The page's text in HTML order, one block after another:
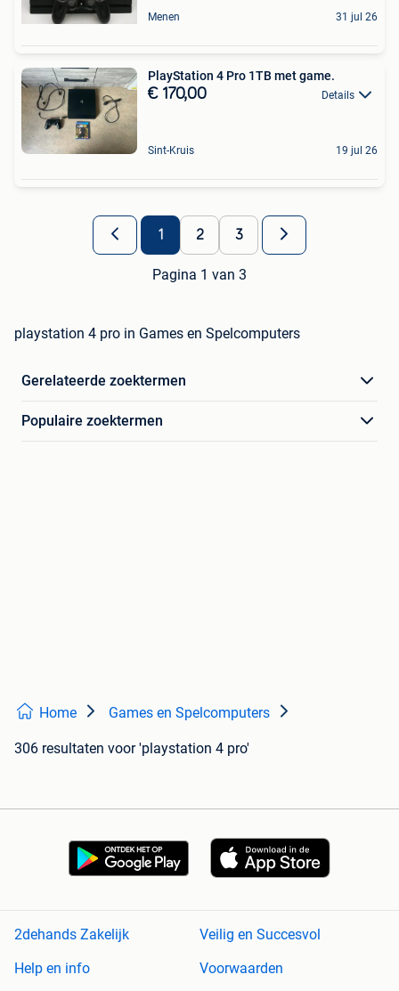
Menen 31 jul 26
PlayStation 4 Pro 1TB met game.
€ 170,00 Details
Sint-Kruis 19 jul 26
1 2 3
Pagina 1 van 3
playstation 4 pro in Games en Spelcomputers
Gerelateerde zoektermen
Populaire zoektermen
Home Games en Spelcomputers
306 resultaten voor 'playstation 4 pro'
2dehands Zakelijk
Veilig en Succesvol
Help en info
Voorwaarden